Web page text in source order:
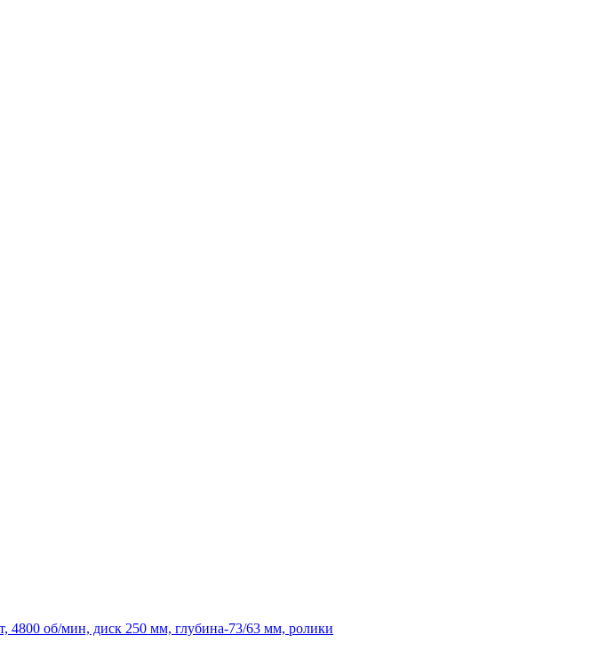
4800 об/мин, диск 250 мм, глубина-73/63 мм, ролики